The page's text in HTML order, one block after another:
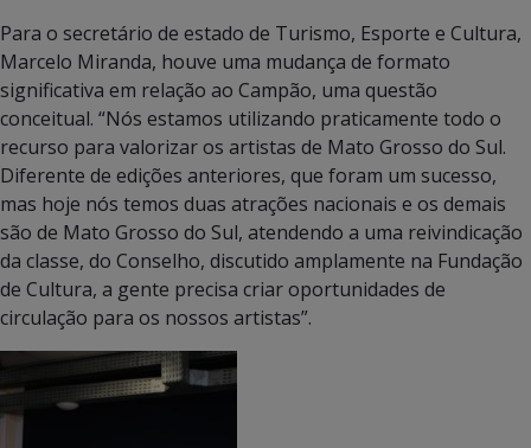
Para o secretário de estado de Turismo, Esporte e Cultura,
Marcelo Miranda, houve uma mudança de formato
significativa em relação ao Campão, uma questão
conceitual. “Nós estamos utilizando praticamente todo o
recurso para valorizar os artistas de Mato Grosso do Sul.
Diferente de edições anteriores, que foram um sucesso,
mas hoje nós temos duas atrações nacionais e os demais
são de Mato Grosso do Sul, atendendo a uma reivindicação
da classe, do Conselho, discutido amplamente na Fundação
de Cultura, a gente precisa criar oportunidades de
circulação para os nossos artistas”.